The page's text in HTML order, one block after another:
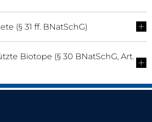
(§ 31 ff. BNatSchG)
Biotope (§ 30 BNatSchG, Art.